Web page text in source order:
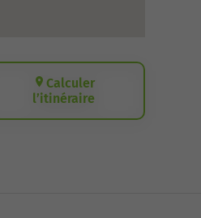
Calculer
l’itinéraire